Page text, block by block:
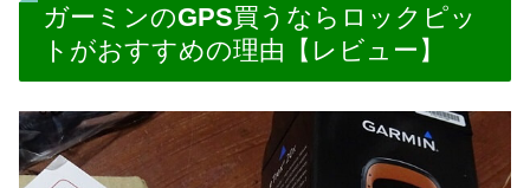
ガーミンのGPS買うならロックピッ
トがおすすめの理由【レビュー】